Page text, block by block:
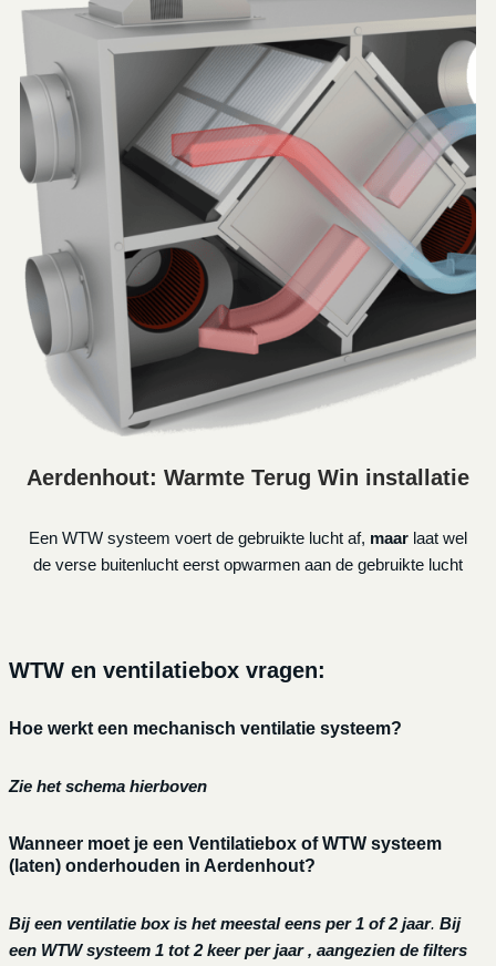
Aerdenhout: Warmte Terug Win installatie
Een WTW systeem voert de gebruikte lucht af, maar laat wel
de verse buitenlucht eerst opwarmen aan de gebruikte lucht
WTW en ventilatiebox vragen:
Hoe werkt een mechanisch ventilatie systeem?
Zie het schema hierboven
Wanneer moet je een Ventilatiebox of WTW systeem
(laten) onderhouden in Aerdenhout?
Bij een ventilatie box is het meestal eens per 1 of 2 jaar. Bij
een WTW systeem 1 tot 2 keer per jaar , aangezien de filters